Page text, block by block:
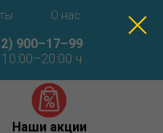
О нас
Наши акции
900–17–99
10:00–20:00 ч